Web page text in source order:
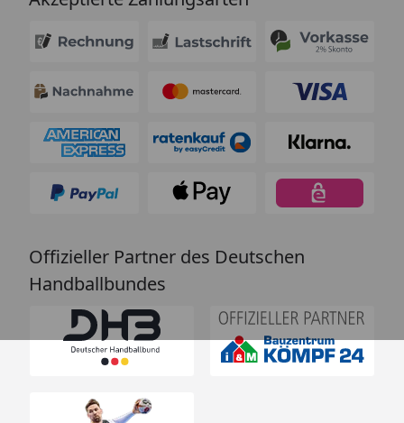
Offizieller Partner des Deutschen
Handballbundes